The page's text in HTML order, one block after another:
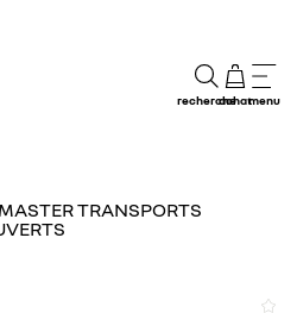
rechercheachatmenu
TRANSPORTS